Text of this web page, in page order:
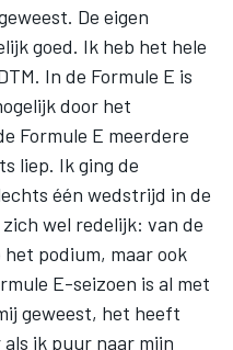
De eigen
goed. Ik heb het hele
In de Formule E is
door het
Formule E meerdere
liep. Ik ging de
één wedstrijd in de
wel redelijk: van de
podium, maar ook
E-seizoen is al met
geweest, het heeft
ik puur naar mijn